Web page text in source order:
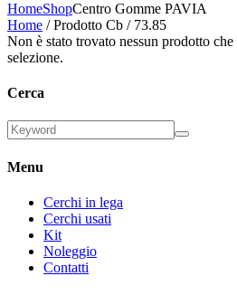
HomeShopCentro Gomme PAVIA
Home / Prodotto Cb / 73.85
Non è stato trovato nessun prodotto
selezione.
Cerca
Menu
Cerchi in lega
Cerchi usati
Kit
Noleggio
Contatti